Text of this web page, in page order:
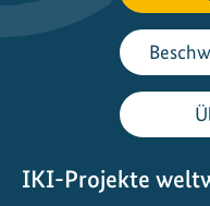
IKI-Projekte